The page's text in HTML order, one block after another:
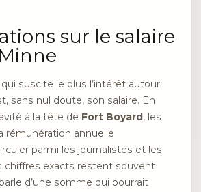
sur le salaire
qui suscite le plus l’intérêt autour
sans nul doute, son salaire. En
à la tête de Fort Boyard , les
rémunération annuelle
parmi les journalistes et les
chiffres exacts restent souvent
d’une somme qui pourrait